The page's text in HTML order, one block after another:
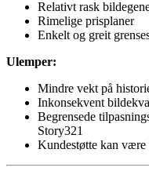
Relativt rask
Rimelige prisplaner
Enkelt og greit
Ulemper:
Mindre vekt på
Inkonsekvent
Begrensede
Story321
Kundestøtte kan være